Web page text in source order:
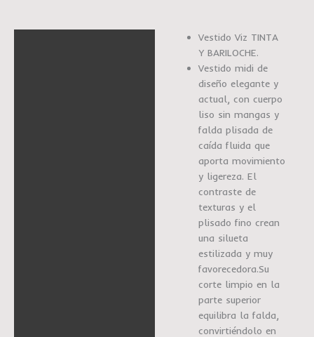
Vestido Viz TINTA
Y BARILOCHE.
Vestido midi de
diseño elegante y
actual, con cuerpo
liso sin mangas y
falda plisada de
caída fluida que
aporta movimiento
y ligereza. El
contraste de
texturas y el
plisado fino crean
una silueta
estilizada y muy
favorecedora.Su
corte limpio en la
parte superior
equilibra la falda,
convirtiéndolo en